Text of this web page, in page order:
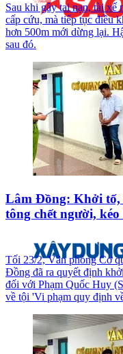
Sau khi gây tai nạn, tài xế
cấp cứu, mà tiếp tục điều
hơn 500m mới dừng lại.
sau đó.
Lâm Đồng: Khởi tố,
tông chết người, kéo
Tối 23/2, Văn phòng Cơ
Đồng đã ra quyết định
đối với Phạm Quốc Huy
về tội 'Vi phạm quy định